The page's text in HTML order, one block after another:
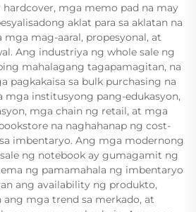
mga memo pad na may
aklat para sa aklatan na
mga mag-aaral, propesyonal, at
Ang industriya ng whole sale ng
mahalagang tagapamagitan, na
pagkakaisa sa bulk purchasing na
mga institusyong pang-edukasyon,
mga chain ng retail, at mga
na naghahanap ng cost-
imbentaryo. Ang mga modernong
ng notebook ay gumagamit ng
ng pamamahala ng imbentaryo
ang availability ng produkto,
ang mga trend sa merkado, at